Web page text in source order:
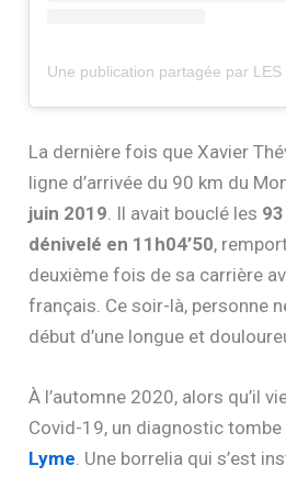
La dernière fois que Xavier
ligne d’arrivée du 90 km du
juin 2019. Il avait bouclé les
dénivelé en 11h04’50,
deuxième fois de sa carrière
français. Ce soir-là, personne
début d’une longue et
À l’automne 2020, alors qu’il
Covid-19, un diagnostic tombe
Lyme. Une borrelia qui s’est